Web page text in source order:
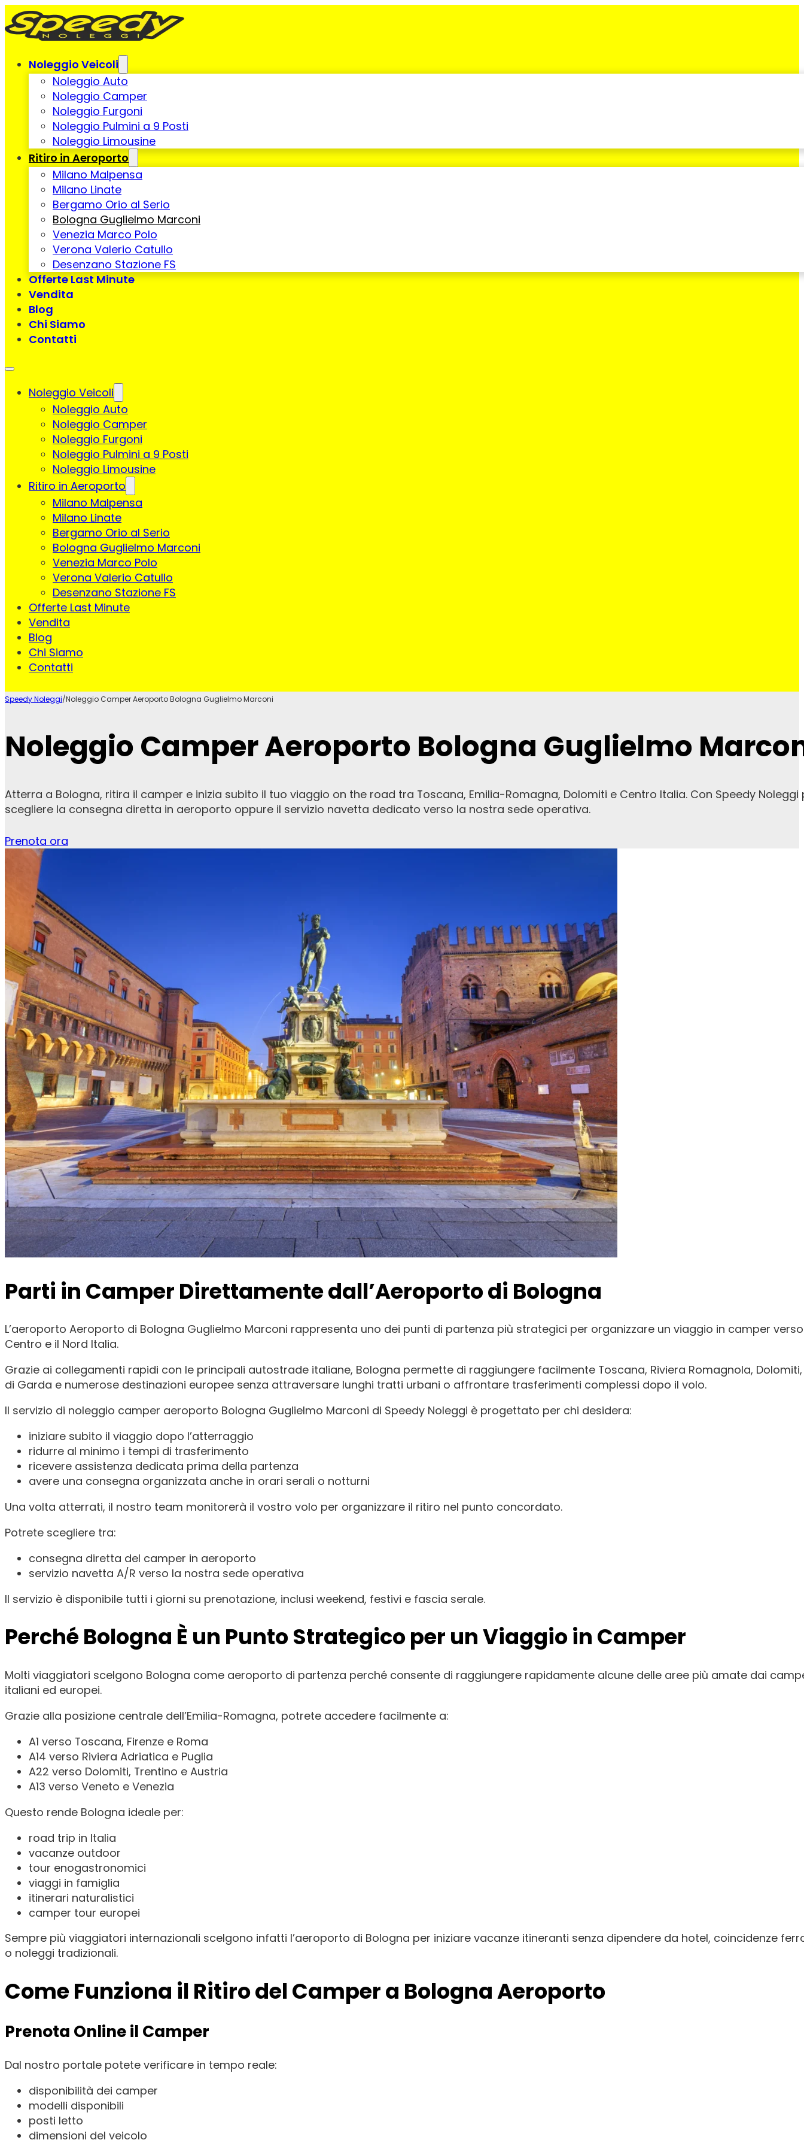
Noleggio Veicoli
Noleggio Auto
Noleggio Camper
Noleggio Furgoni
Noleggio Pulmini a 9 Posti
Noleggio Limousine
Ritiro in Aeroporto
Milano Malpensa
Milano Linate
Bergamo Orio al Serio
Bologna Guglielmo Marconi
Venezia Marco Polo
Verona Valerio Catullo
Desenzano Stazione FS
Offerte Last Minute
Vendita
Blog
Chi Siamo
Contatti
Noleggio Veicoli
Noleggio Auto
Noleggio Camper
Noleggio Furgoni
Noleggio Pulmini a 9 Posti
Noleggio Limousine
Ritiro in Aeroporto
Milano Malpensa
Milano Linate
Bergamo Orio al Serio
Bologna Guglielmo Marconi
Venezia Marco Polo
Verona Valerio Catullo
Desenzano Stazione FS
Offerte Last Minute
Vendita
Blog
Chi Siamo
Contatti
Speedy Noleggi/Noleggio Camper Aeroporto Bologna Guglielmo Marconi
Noleggio Camper Aeroporto Bologna Guglielmo
Atterra a Bologna, ritira il camper e inizia subito il tuo viaggio on the road tra Toscana, Emilia-Romagna, Dolomiti e Centro Italia. Con Speedy Noleggi
scegliere la consegna diretta in aeroporto oppure il servizio navetta dedicato verso la nostra sede operativa.
Prenota ora
Parti in Camper Direttamente dall’Aeroporto di Bologna
L’aeroporto Aeroporto di Bologna Guglielmo Marconi rappresenta uno dei punti di partenza più strategici per organizzare un viaggio in camper
Centro e il Nord Italia.
Grazie ai collegamenti rapidi con le principali autostrade italiane, Bologna permette di raggiungere facilmente Toscana, Riviera Romagnola, Dolomiti,
di Garda e numerose destinazioni europee senza attraversare lunghi tratti urbani o affrontare trasferimenti complessi dopo il volo.
Il servizio di noleggio camper aeroporto Bologna Guglielmo Marconi di Speedy Noleggi è progettato per chi desidera:
iniziare subito il viaggio dopo l’atterraggio
ridurre al minimo i tempi di trasferimento
ricevere assistenza dedicata prima della partenza
avere una consegna organizzata anche in orari serali o notturni
Una volta atterrati, il nostro team monitorerà il vostro volo per organizzare il ritiro nel punto concordato.
Potrete scegliere tra:
consegna diretta del camper in aeroporto
servizio navetta A/R verso la nostra sede operativa
Il servizio è disponibile tutti i giorni su prenotazione, inclusi weekend, festivi e fascia serale.
Perché Bologna È un Punto Strategico per un Viaggio in Camper
Molti viaggiatori scelgono Bologna come aeroporto di partenza perché consente di raggiungere rapidamente alcune delle aree più amate dai
italiani ed europei.
Grazie alla posizione centrale dell’Emilia-Romagna, potrete accedere facilmente a:
A1 verso Toscana, Firenze e Roma
A14 verso Riviera Adriatica e Puglia
A22 verso Dolomiti, Trentino e Austria
A13 verso Veneto e Venezia
Questo rende Bologna ideale per:
road trip in Italia
vacanze outdoor
tour enogastronomici
viaggi in famiglia
itinerari naturalistici
camper tour europei
Sempre più viaggiatori internazionali scelgono infatti l’aeroporto di Bologna per iniziare vacanze itineranti senza dipendere da hotel, coincidenze
o noleggi tradizionali.
Come Funziona il Ritiro del Camper a Bologna Aeroporto
Prenota Online il Camper
Dal nostro portale potete verificare in tempo reale:
disponibilità dei camper
modelli disponibili
posti letto
dimensioni del veicolo